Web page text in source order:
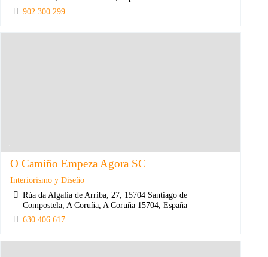
902 300 299
O Camiño Empeza Agora SC
Interiorismo y Diseño
Rúa da Algalia de Arriba, 27, 15704 Santiago de
Compostela, A Coruña, A Coruña 15704, España
630 406 617